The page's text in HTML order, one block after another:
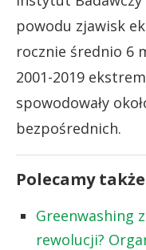
powodu zjawisk
rocznie średnio 6
2001-2019
spowodowały
bezpośrednich.
Polecamy
Greenwashing
rewolucji?